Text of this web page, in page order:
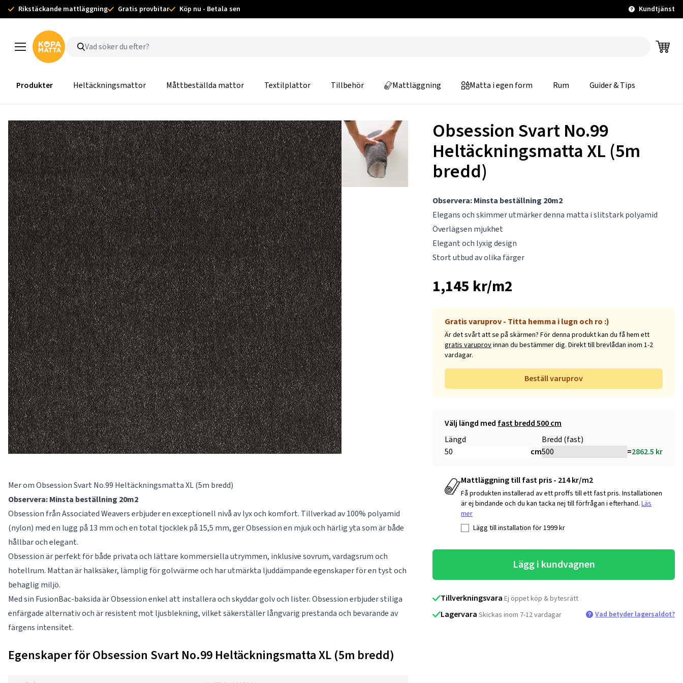
Rikstäckande mattläggning Gratis provbitar Köp nu - Betala sen Kundtjänst
Produkter Heltäckningsmattor Måttbeställda mattor Textilplattor Tillbehör Mattläggning Matta i egen form Rum Guider & Tips
Obsession Svart No.99
Heltäckningsmatta XL (5m
bredd)
Observera: Minsta beställning 20m2
Elegans och skimmer utmärker denna matta i slitstark polyamid
Överlägsen mjukhet
Elegant och lyxig design
Stort utbud av olika färger
1,145 kr/m2
Gratis varuprov - Titta hemma i lugn och ro :)
Är det svårt att se på skärmen? För denna produkt kan du få hem ett
gratis varuprovinnan du bestämmer dig. Direkt till brevlådan inom 1-2
vardagar.
Beställ varuprov
Välj längd med fast bredd 500 cm
Längd
cm
Bredd (fast)
=2862.5 kr
Mattläggning till fast pris - 214 kr/m2
Få produkten installerad av ett proffs till ett fast pris. Installationen
är ej bindande och du kan tacka nej till förfrågan i efterhand.Läs
mer
Lägg till installation för1999kr
Lägg i kundvagnen
Tillverkningsvara Ej öppet köp & bytesrätt
Lagervara Skickas inom 7-12 vardagar Vad betyder lagersaldot?
Mer om Obsession Svart No.99 Heltäckningsmatta XL (5m bredd)
Observera: Minsta beställning 20m2
Obsession från Associated Weavers erbjuder en exceptionell nivå av lyx och komfort. Tillverkad av 100% polyamid
(nylon) med en lugg på 13 mm och en total tjocklek på 15,5 mm, ger Obsession en mjuk och härlig yta som är både
hållbar och elegant.
Obsession är perfekt för både privata och lättare kommersiella utrymmen, inklusive sovrum, vardagsrum och
hotellrum. Mattan är halksäker, lämplig för golvvärme och har utmärkta ljuddämpande egenskaper för en tyst och
behaglig miljö.
Med sin FusionBac-baksida är Obsession enkel att installera och skyddar golv och lister. Obsession erbjuder stiliga
enfärgade alternativ och är resistent mot ljusblekning, vilket säkerställer långvarig prestanda och bevarande av
färgens intensitet.
Egenskaper för Obsession Svart No.99 Heltäckningsmatta XL (5m bredd)